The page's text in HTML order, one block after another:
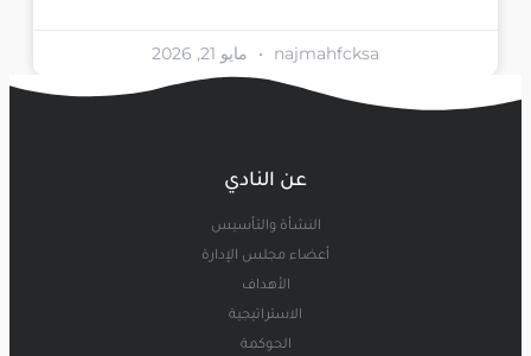
najmahfcksa مايو 21, 2026
عن النادي
النشأة والتأسيس
أعضاء مجلس الإدارة
الأهداف
الاستراتيجية
الحوكمة